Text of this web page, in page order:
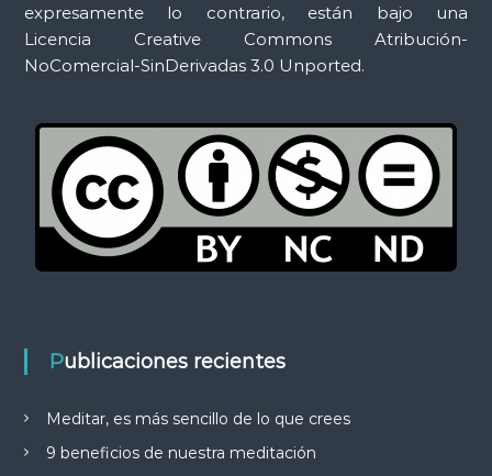
expresamente lo contrario, están bajo una
Licencia Creative Commons Atribución-
NoComercial-SinDerivadas 3.0 Unported.
Publicaciones recientes
Meditar, es más sencillo de lo que crees
9 beneficios de nuestra meditación